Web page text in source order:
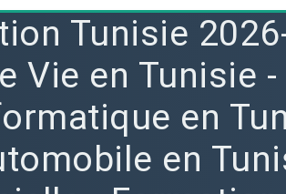
Tunisie
Vie en Tunisie -
en
en